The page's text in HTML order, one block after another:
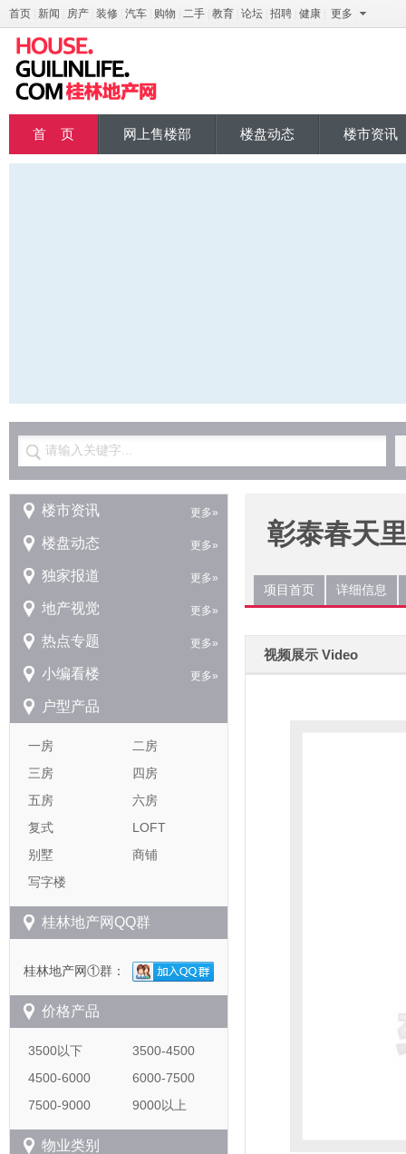
首页 新闻 房产 装修 汽车 购物 二手 教育 论坛 招聘 健康 更多
首 页 网上售楼部 楼盘动态 楼市资讯
请输入关键字...
更多»
楼市资讯
更多»
楼盘动态
更多»
独家报道
更多»
地产视觉
更多»
热点专题
更多»
小编看楼
户型产品
一房
二房
三房
四房
五房
六房
复式
LOFT
别墅
商铺
写字楼
桂林地产网QQ群
桂林地产网①群：
价格产品
3500以下
3500-4500
4500-6000
6000-7500
7500-9000
9000以上
物业类别
彰泰春天
项目首页 详细信息
视频展示 Video